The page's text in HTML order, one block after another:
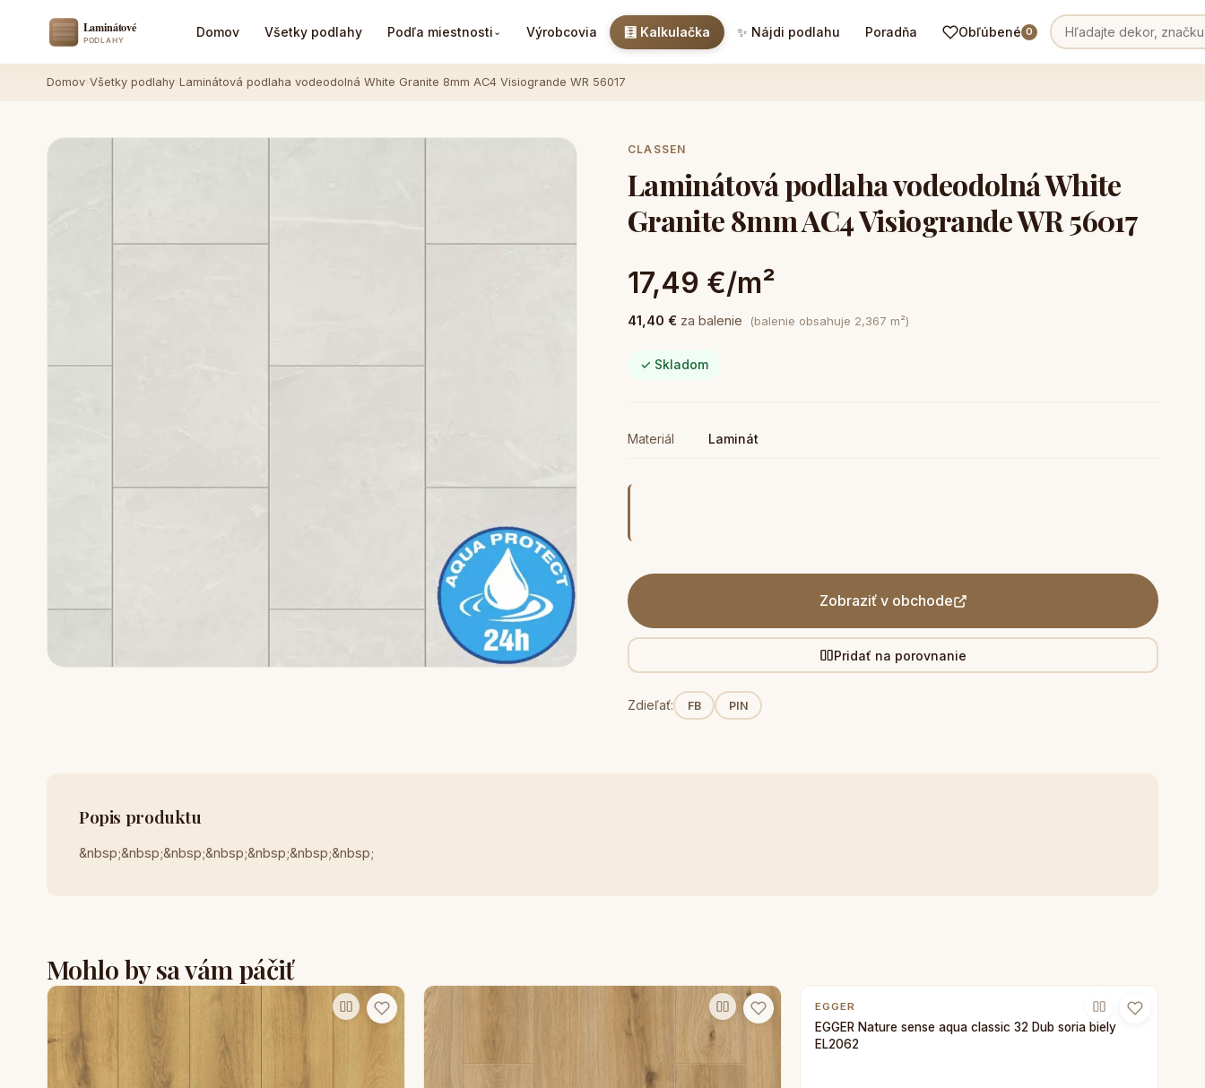
Domov Všetky podlahy Podľa miestnosti ⌄ Výrobcovia 🧮 Kalkulačka ✨ Nájdi podlahu Poradňa Obľúbené 0
Domov Všetky podlahy Laminátová podlaha vodeodolná White Granite 8mm AC4 Visiogrande WR 56017
CLASSEN
Laminátová podlaha vodeodolná White
Granite 8mm AC4 Visiogrande WR 56017
17,49 €/m²
41,40 € za balenie (balenie obsahuje 2,367 m²)
✓ Skladom
Materiál Laminát
Zobraziť v obchode
Pridať na porovnanie
Zdieľať: FB PIN
Popis produktu
&nbsp;&nbsp;&nbsp;&nbsp;&nbsp;&nbsp;&nbsp;
Mohlo by sa vám páčiť
EGGER
EGGER Nature sense aqua classic 32 Dub soria biely
EL2062